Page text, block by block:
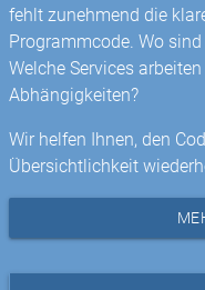
fehlt zunehmend die
Programmcode. Wo
Welche Services
Abhängigkeiten?
Wir helfen Ihnen, den
Übersichtlichkeit